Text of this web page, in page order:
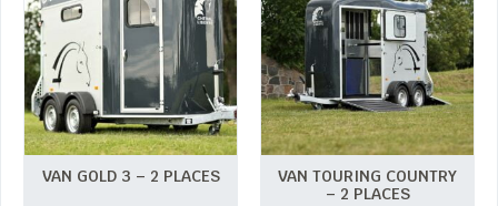
VAN GOLD 3 – 2 PLACES
VAN TOURING COUNTRY
– 2 PLACES